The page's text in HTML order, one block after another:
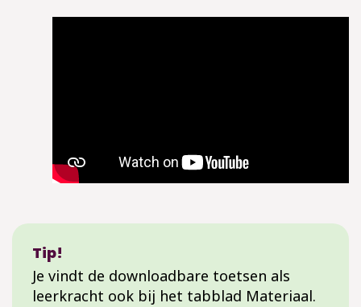
Tip!
Je vindt de downloadbare toetsen als
leerkracht ook bij het tabblad Materiaal.